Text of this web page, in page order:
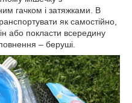
гачком і затяжками. В
як самостійно,
або покласти всередину
– беруші.